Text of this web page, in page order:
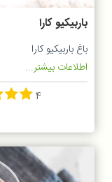
باربیکیو کارا
باغ باربیکیو کارا
اطلاعات بیشتر...
4